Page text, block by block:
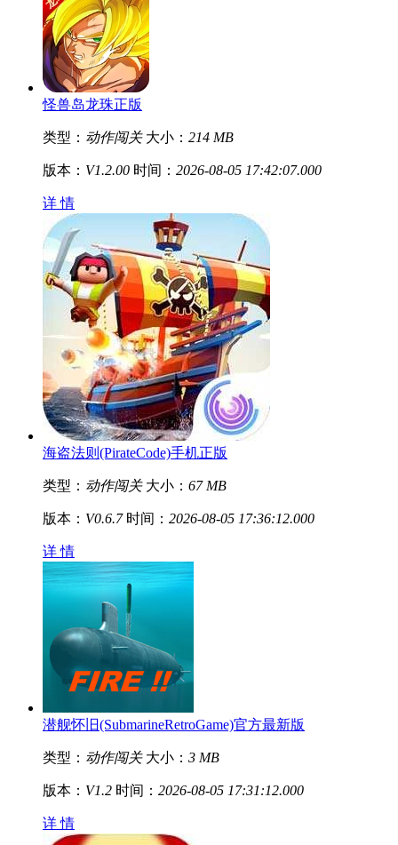
怪兽岛龙珠正版
类型： 动作闯关 大小： 214 MB
版本： V1.2.00 时间： 2026-08-05 17:42:07.000
详 情
海盗法则(PirateCode)手机正版
类型： 动作闯关 大小： 67 MB
版本： V0.6.7 时间： 2026-08-05 17:36:12.000
详 情
潜舰怀旧(SubmarineRetroGame)官方最新版
类型： 动作闯关 大小： 3 MB
版本： V1.2 时间： 2026-08-05 17:31:12.000
详 情